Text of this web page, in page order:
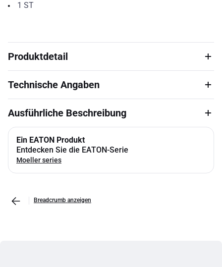
1 ST
Produktdetail
Technische Angaben
Ausführliche Beschreibung
Ein EATON Produkt
Entdecken Sie die EATON-Serie
Moeller series
Breadcrumb anzeigen